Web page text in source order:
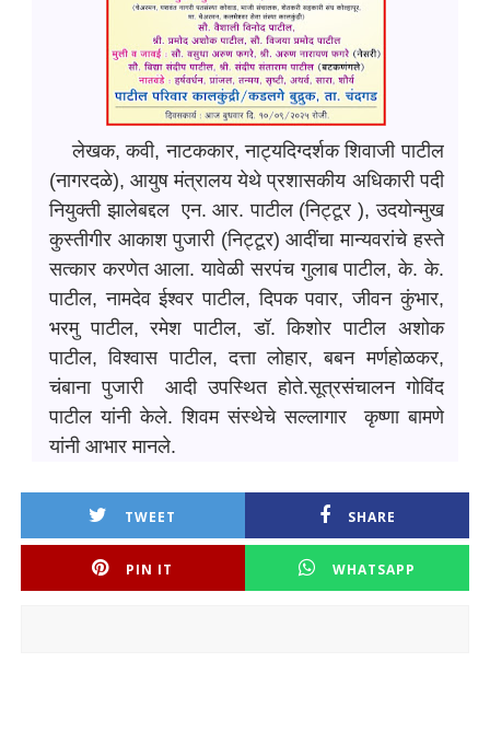
लेखक, कवी, नाटककार, नाट्यदिग्दर्शक शिवाजी पाटील
(नागरदळे), आयुष मंत्रालय येथे प्रशासकीय अधिकारी पदी
नियुक्ती झालेबद्दल एन. आर. पाटील (निट्टूर ), उदयोन्मुख
कुस्तीगीर आकाश पुजारी (निट्टूर) आदींचा मान्यवरांचे हस्ते
सत्कार करणेत आला. यावेळी सरपंच गुलाब पाटील, के. के.
पाटील, नामदेव ईश्वर पाटील, दिपक पवार, जीवन कुंभार,
भरमु पाटील, रमेश पाटील, डॉ. किशोर पाटील अशोक
पाटील, विश्वास पाटील, दत्ता लोहार, बबन मर्णहोळकर,
चंबाना पुजारी आदी उपस्थित होते.सूत्रसंचालन गोविंद
पाटील यांनी केले. शिवम संस्थेचे सल्लागार कृष्णा बामणे
यांनी आभार मानले.
TWEET SHARE
PIN IT WHATSAPP